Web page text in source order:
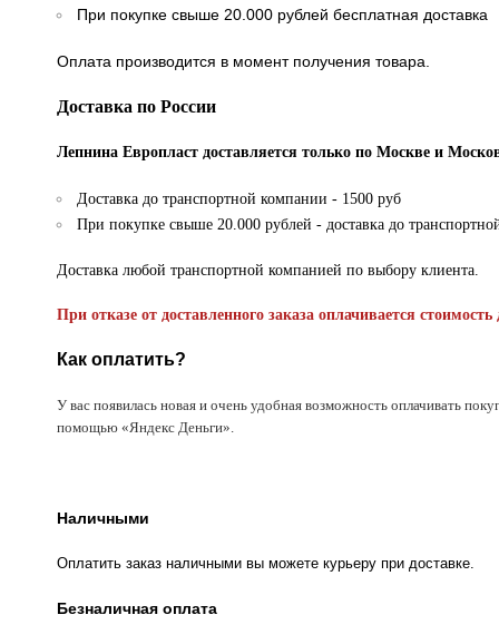
При покупке свыше 20.000 рублей бесплатная доставка
Оплата производится в момент получения товара.
Доставка по России
Лепнина Европласт доставляется только по Москве и
Доставка до транспортной компании - 1500 руб
При покупке свыше 20.000 рублей - доставка до
Доставка любой транспортной компанией по выбору клиента.
При отказе от доставленного заказа оплачивается стоимость
Как оплатить?
У вас появилась новая и очень удобная возможность оплачивать
помощью «Яндекс Деньги».
Наличными
Оплатить заказ наличными вы можете курьеру при доставке.
Безналичная оплата